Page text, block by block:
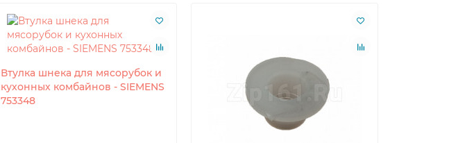
Втулка шнека для мясорубок и
кухонных комбайнов - SIEMENS
753348